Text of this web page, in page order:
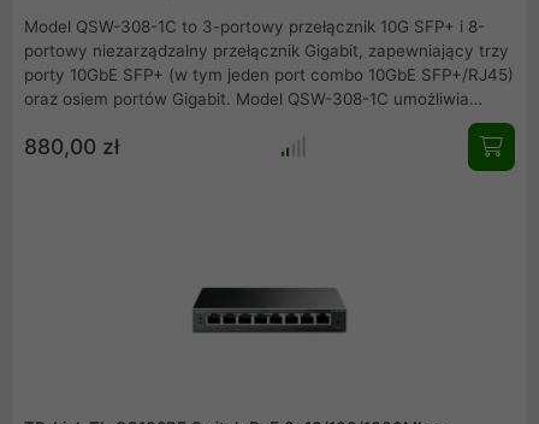
Model QSW-308-1C to 3-portowy przełącznik 10G SFP+ i 8-
portowy niezarządzalny przełącznik Gigabit, zapewniający trzy
porty 10GbE SFP+ (w tym jeden port combo 10GbE SFP+/RJ45)
oraz osiem portów Gigabit. Model QSW-308-1C umożliwia
niezwłoczną rozbudowę środowiska do hybrydowego, wysokiej
prędkości środowiska sieciowego po korzystnej cenie,
zapewniając zgodność z technologią 10GbE i NBASE-T w celu
880,00 zł